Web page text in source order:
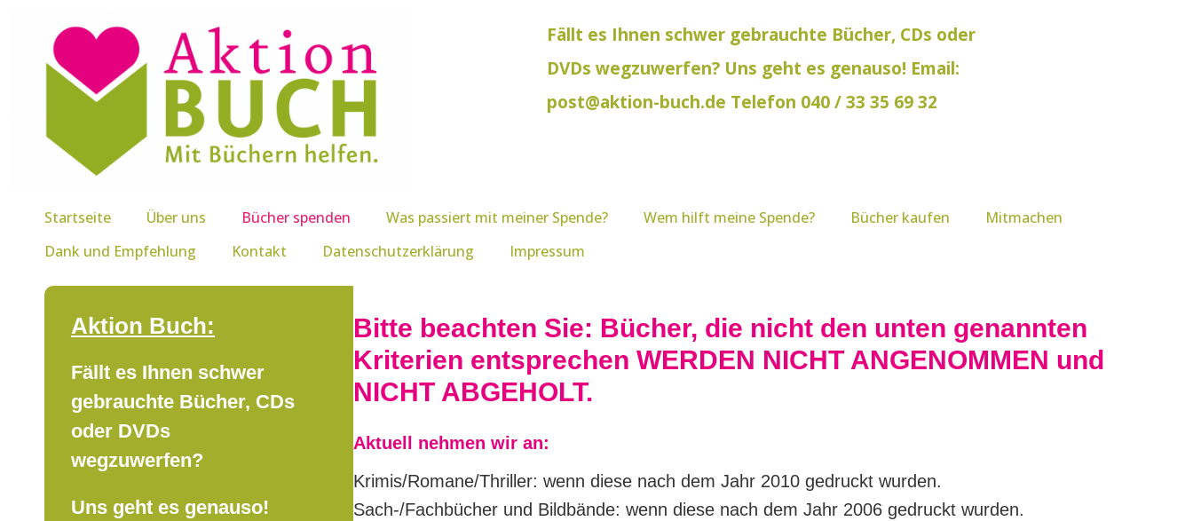
Fällt es Ihnen schwer gebrauchte Bücher, CDs oder
DVDs wegzuwerfen? Uns geht es genauso! Email:
post@aktion-buch.de Telefon 040 / 33 35 69 32
Startseite Über uns Bücher spenden Was passiert mit meiner Spende? Wem hilft meine Spende? Bücher kaufen
Mitmachen
Dank und Empfehlung
Kontakt Datenschutzerklärung Impressum
Aktion Buch:
Fällt es Ihnen schwer
gebrauchte Bücher, CDs
oder DVDs
wegzuwerfen?
Uns geht es genauso!
Bitte beachten Sie: Bücher, die nicht den unten genannten
Kriterien entsprechen WERDEN NICHT ANGENOMMEN und
NICHT ABGEHOLT.
Aktuell nehmen wir an:
Krimis/Romane/Thriller: wenn diese nach dem Jahr 2010 gedruckt wurden.
Sach-/Fachbücher und Bildbände: wenn diese nach dem Jahr 2006 gedruckt wurden.